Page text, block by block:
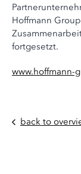
Hoffmann
fortgesetzt.
www.hoffmann-
back to